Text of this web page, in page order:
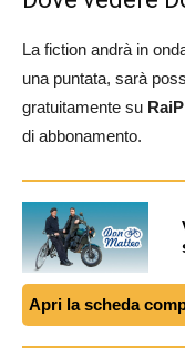
La fiction andrà in
una puntata, sarà
gratuitamente su
di abbonamento.
Apri la scheda